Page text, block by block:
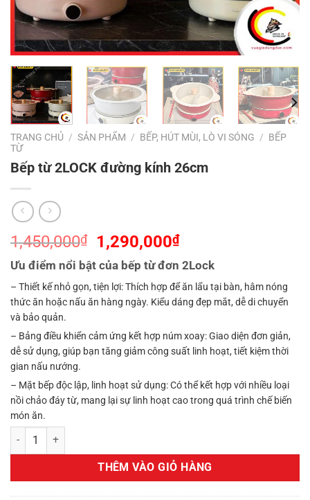
TRANG CHỦ / SẢN PHẨM / BẾP, HÚT MÙI, LÒ VI SÓNG / BẾP
TỪ
Bếp từ 2LOCK đường kính 26cm
1,450,000₫
Giá
gốc
là:
1,450,000₫.
1,290,000₫Giá
hiện
tại
là:
1,290,000₫.
Ưu điểm nổi bật của bếp từ đơn 2Lock
– Thiết kế nhỏ gọn, tiện lợi: Thích hợp để ăn lẩu tại bàn, hâm nóng
thức ăn hoặc nấu ăn hàng ngày. Kiểu dáng đẹp mắt, dễ di chuyển
và bảo quản.
– Bảng điều khiển cảm ứng kết hợp núm xoay: Giao diện đơn giản,
dễ sử dụng, giúp bạn tăng giảm công suất linh hoạt, tiết kiệm thời
gian nấu nướng.
– Mặt bếp độc lập, linh hoạt sử dụng: Có thể kết hợp với nhiều loại
nồi chảo đáy từ, mang lại sự linh hoạt cao trong quá trình chế biến
món ăn.
Bếp từ 2LOCK đường kính 26cm số lượng
THÊM VÀO GIỎ HÀNG